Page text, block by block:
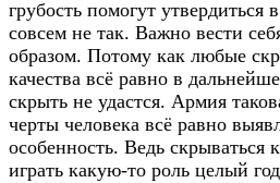
грубость помогут утвердиться
совсем не так. Важно вести
образом. Потому как любые
качества всё равно в
скрыть не удастся. Армия
черты человека всё равно
особенность. Ведь скрываться
играть какую-то роль целый